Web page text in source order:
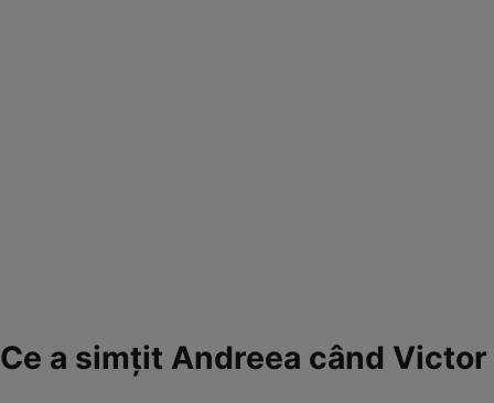
Ce a simțit Andreea când